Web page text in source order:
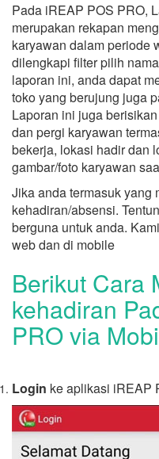
Pada iREAP POS PRO,
merupakan rekapan
karyawan dalam periode
dilengkapi filter pilih
laporan ini, anda dapat
toko yang berujung juga
Laporan ini juga
dan pergi karyawan
bekerja, lokasi hadir dan
gambar/foto karyawan
Jika anda termasuk yang
kehadiran/absensi.
berguna untuk anda.
web dan di mobile
Berikut Cara
kehadiran
PRO via
Login ke aplikasi iREAP